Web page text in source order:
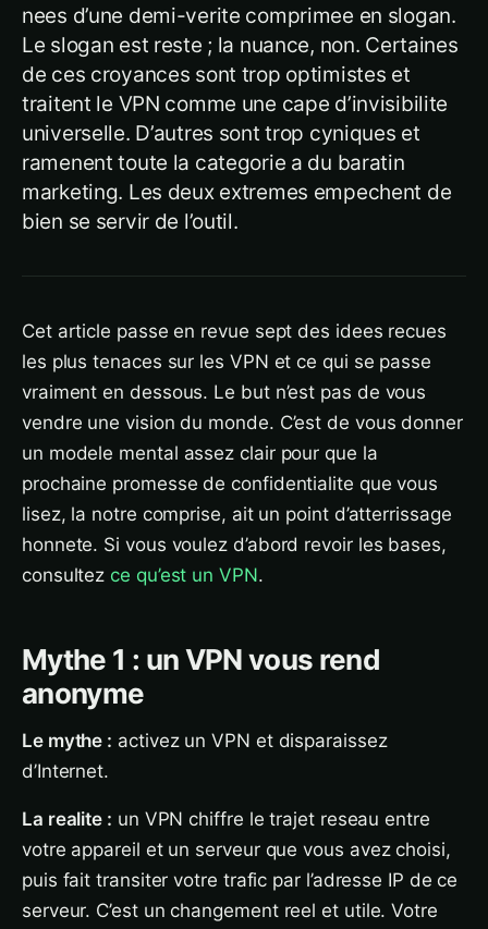
nees d’une demi-verite comprimee en slogan.
Le slogan est reste ; la nuance, non. Certaines
de ces croyances sont trop optimistes et
traitent le VPN comme une cape d’invisibilite
universelle. D’autres sont trop cyniques et
ramenent toute la categorie a du baratin
marketing. Les deux extremes empechent de
bien se servir de l’outil.
Cet article passe en revue sept des idees recues
les plus tenaces sur les VPN et ce qui se passe
vraiment en dessous. Le but n’est pas de vous
vendre une vision du monde. C’est de vous donner
un modele mental assez clair pour que la
prochaine promesse de confidentialite que vous
lisez, la notre comprise, ait un point d’atterrissage
honnete. Si vous voulez d’abord revoir les bases,
consultez ce qu’est un VPN.
Mythe 1 : un VPN vous rend
anonyme
Le mythe : activez un VPN et disparaissez
d’Internet.
La realite : un VPN chiffre le trajet reseau entre
votre appareil et un serveur que vous avez choisi,
puis fait transiter votre trafic par l’adresse IP de ce
serveur. C’est un changement reel et utile. Votre